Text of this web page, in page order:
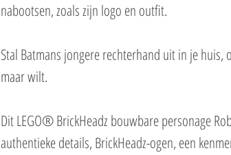
nabootsen, zoals zijn logo en outfit.
Stal Batmans jongere rechterhand uit in je huis,
maar wilt.
Dit LEGO® BrickHeadz bouwbare personage
authentieke details, BrickHeadz-ogen, een